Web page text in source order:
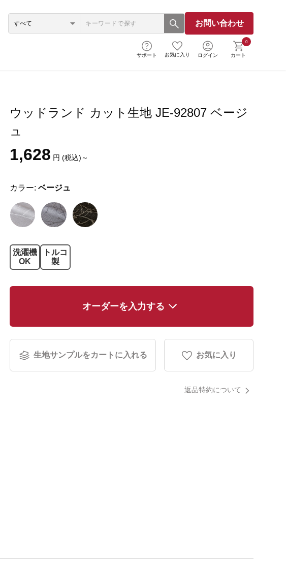
お問い合わせ
サポート お気に入り ログイン
0
カート
ウッドランド カット生地 JE-92807 ベージ
ュ
1,628 円 (税込)～
カラー: ベージュ
洗濯機
OK
トルコ
製
オーダーを入力する
生地サンプルをカートに入れる お気に入り
返品特約について